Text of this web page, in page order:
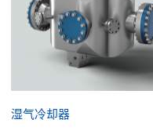
湿气冷却器